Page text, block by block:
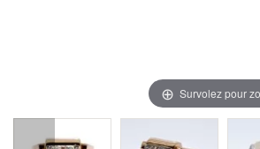
Survolez pour